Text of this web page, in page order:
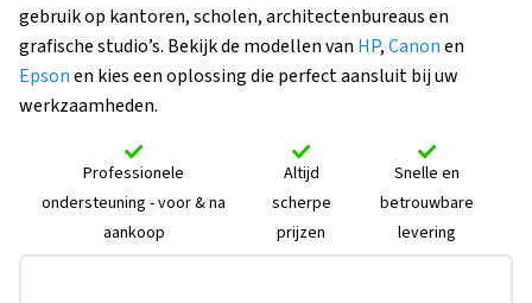
gebruik op kantoren, scholen, architectenbureaus en
grafische studio’s. Bekijk de modellen van HP,Canonen
Epsonen kies een oplossing die perfect aansluit bij uw
werkzaamheden.
Professionele
ondersteuning - voor & na
aankoop
Altijd
scherpe
prijzen
Snelle en
betrouwbare
levering